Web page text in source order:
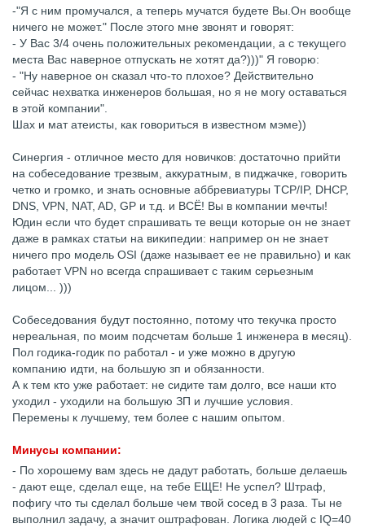
-"Я с ним промучался, а теперь мучатся будете Вы.Он вообще
ничего не может." После этого мне звонят и говорят:
- У Вас 3/4 очень положительных рекомендации, а с текущего
места Вас наверное отпускать не хотят да?)))" Я говорю:
- "Ну наверное он сказал что-то плохое? Действительно
сейчас нехватка инженеров большая, но я не могу оставаться
в этой компании".
Шах и мат атеисты, как говориться в известном мэме))
Синергия - отличное место для новичков: достаточно прийти
на собеседование трезвым, аккуратным, в пиджачке, говорить
четко и громко, и знать основные аббревиатуры TCP/IP, DHCP,
DNS, VPN, NAT, AD, GP и т.д. и ВСЁ! Вы в компании мечты!
Юдин если что будет спрашивать те вещи которые он не знает
даже в рамках статьи на википедии: например он не знает
ничего про модель OSI (даже называет ее не правильно) и как
работает VPN но всегда спрашивает с таким серьезным
лицом... )))
Собеседования будут постоянно, потому что текучка просто
нереальная, по моим подсчетам больше 1 инженера в месяц).
Пол годика-годик по работал - и уже можно в другую
компанию идти, на большую зп и обязанности.
А к тем кто уже работает: не сидите там долго, все наши кто
уходил - уходили на большую ЗП и лучшие условия.
Перемены к лучшему, тем более с нашим опытом.
Минусы компании:
- По хорошему вам здесь не дадут работать, больше делаешь
- дают еще, сделал еще, на тебе ЕЩЕ! Не успел? Штраф,
пофигу что ты сделал больше чем твой сосед в 3 раза. Ты не
выполнил задачу, а значит оштрафован. Логика людей с IQ=40